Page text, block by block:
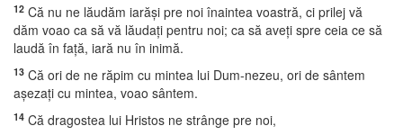
12 Că nu ne lăudăm iarăşi pre noi înaintea voastră, ci prilej vă
dăm voao ca să vă lăudaţi pentru noi; ca să aveţi spre ceia ce să
laudă în faţă, iară nu în inimă.
13 Că ori de ne răpim cu mintea lui Dum-nezeu, ori de sântem
aşezaţi cu mintea, voao sântem.
14 Că dragostea lui Hristos ne strânge pre noi,